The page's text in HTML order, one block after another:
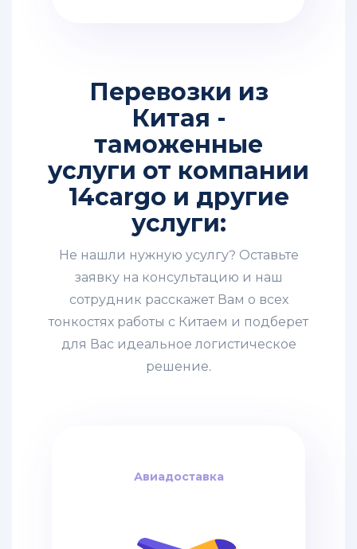
Перевозки из
Китая -
таможенные
услуги от компании
14cargo и другие
услуги:
Не нашли нужную усулгу? Оставьте
заявку на консультацию и наш
сотрудник расскажет Вам о всех
тонкостях работы с Китаем и подберет
для Вас идеальное логистическое
решение.
Авиадоставка
Авиадоставка